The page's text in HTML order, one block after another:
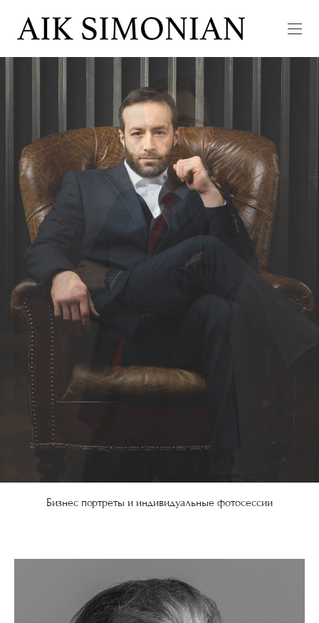
Бизнес портреты и индивидуальные фотосессии